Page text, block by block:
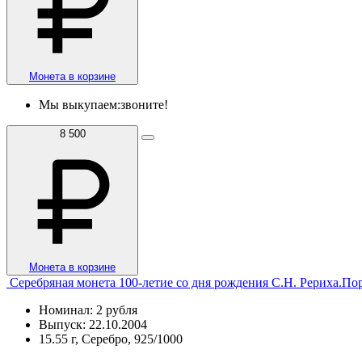
Монета в корзине
Мы выкупаем:звоните!
8 500
Монета в корзине
Серебряная монета 100-летие со дня рождения С.Н.
Номинал: 2 рубля
Выпуск: 22.10.2004
15.55 г, Серебро, 925/1000